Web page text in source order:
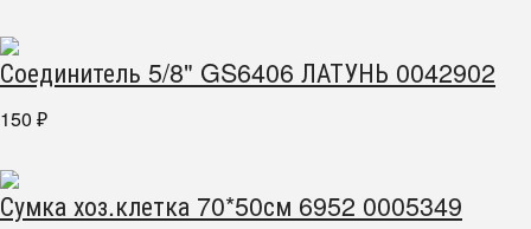
Соединитель 5/8" GS6406 ЛАТУНЬ 0042902
150 ₽
Сумка хоз.клетка 70*50см 6952 0005349